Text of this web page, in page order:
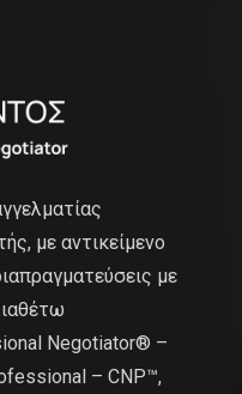
με αντικείμενο
με
Negotiator® –
– CNP™,